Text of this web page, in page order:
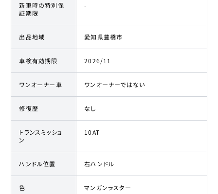
新車時の特別保
証期限
-
出品地域 愛知県豊橋市
車検有効期限 2026/11
ワンオーナー車 ワンオーナーではない
修復歴 なし
トランスミッショ
ン
10AT
ハンドル位置 右ハンドル
色 マンガンラスター